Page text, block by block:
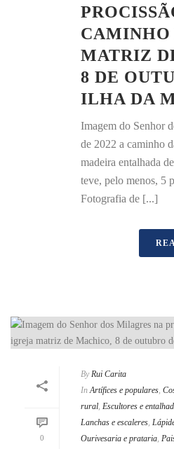
CAMINHO
MATRIZ
8 DE
ILHA DA
Imagem do Senhor
de 2022 a caminho
madeira entalhada
teve, pelo menos, 5
Fotografia de [...]
0
By Rui Carita
In Artífices e populares,
rural, Escultores e
Lanchas e escaleres,
Ourivesaria e prataria,